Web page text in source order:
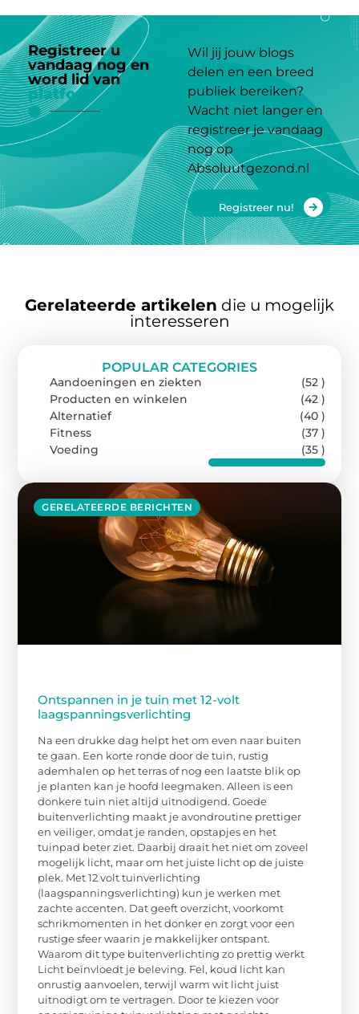
Registreer u
vandaag nog en
word lid van
platform
Wil jij jouw blogs
delen en een breed
publiek bereiken?
Wacht niet langer en
registreer je vandaag
nog op
Absoluutgezond.nl
Registreer nu!
Gerelateerde artikelen die u mogelijk
interesseren
GERELATEERDE BERICHTEN
Ontspannen in je tuin met 12-volt
laagspanningsverlichting
Na een drukke dag helpt het om even naar buiten
te gaan. Een korte ronde door de tuin, rustig
ademhalen op het terras of nog een laatste blik op
je planten kan je hoofd leegmaken. Alleen is een
donkere tuin niet altijd uitnodigend. Goede
buitenverlichting maakt je avondroutine prettiger
en veiliger, omdat je randen, opstapjes en het
tuinpad beter ziet. Daarbij draait het niet om zoveel
mogelijk licht, maar om het juiste licht op de juiste
plek. Met 12 volt tuinverlichting
(laagspanningsverlichting) kun je werken met
zachte accenten. Dat geeft overzicht, voorkomt
schrikmomenten in het donker en zorgt voor een
rustige sfeer waarin je makkelijker ontspant.
Waarom dit type buitenverlichting zo prettig werkt
Licht beïnvloedt je beleving. Fel, koud licht kan
onrustig aanvoelen, terwijl warm wit licht juist
uitnodigt om te vertragen. Door te kiezen voor
POPULAR CATEGORIES
Aandoeningen en ziekten
(52 )
Producten en winkelen
(42 )
Alternatief
(40 )
Fitness
(37 )
Voeding
(35 )